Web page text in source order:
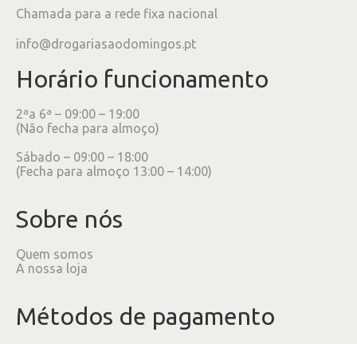
Chamada para a rede fixa nacional
info@drogariasaodomingos.pt
Horário funcionamento
2ªa 6ª – 09:00 – 19:00
(Não fecha para almoço)
Sábado – 09:00 – 18:00
(Fecha para almoço 13:00 – 14:00)
Sobre nós
Quem somos
A nossa loja
Métodos de pagamento